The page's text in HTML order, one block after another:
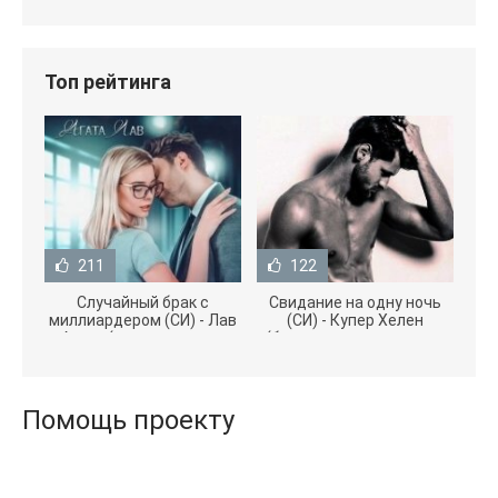
Топ рейтинга
211
Случайный брак с
миллиардером (СИ) - Лав
Агата (полная версия
122
Свидание на одну ночь
(СИ) - Купер Хелен
(бесплатные серии книг
Помощь проекту